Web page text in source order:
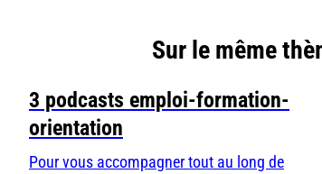
Sur le même
3 podcasts emploi-formation-
orientation
Pour vous accompagner tout au long de